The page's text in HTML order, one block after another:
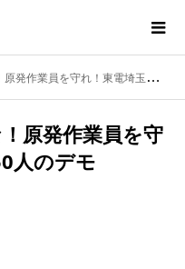
を守れ！東電埼玉支社へ250人のデモ
原発作業員を守
人のデモ